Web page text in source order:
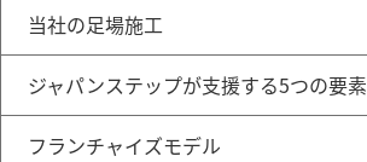
当社の足場施工
ジャパンステップが支援する5つの要素
フランチャイズモデル